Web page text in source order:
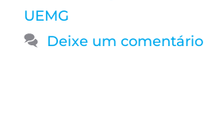
UEMG
Deixe um comentário